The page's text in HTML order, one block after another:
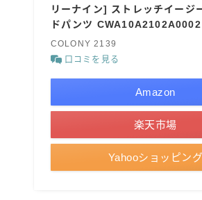
リーナイン] ストレッチイージ
ドパンツ CWA10A2102A0002
COLONY 2139
口コミを見る
Amazon
楽天市場
Yahooショッピング